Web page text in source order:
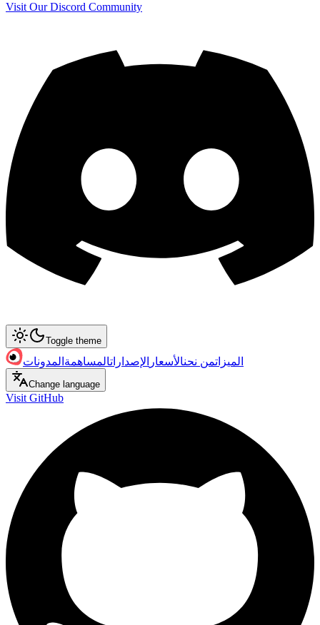
Visit Our Discord Community
Toggle theme
الميزاتمن نحنالأسعار الإصداراتالمساهمة المدونات
Change language
Visit GitHub